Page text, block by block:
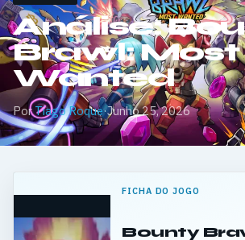
Análise:
Brawl: Most
Wanted
PorTiago Roque·Junho 25, 2026
FICHA DO JOGO
Bounty